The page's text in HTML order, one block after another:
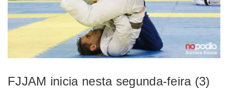
FJJAM inicia nesta segunda-feira (3)